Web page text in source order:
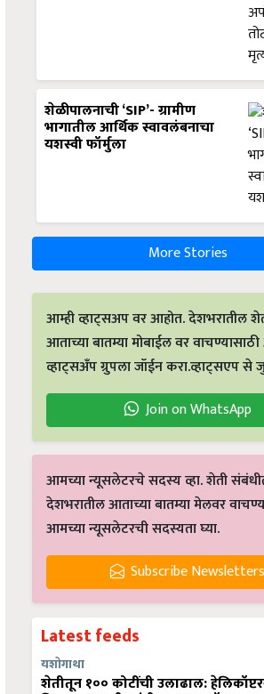
शेळीपालनाची ‘SIP’- ग्रामीण
भागातील आर्थिक स्वावलंबनाचा
यशस्वी फॉर्मुला
More Stories
आम्ही व्हाट्सअप वर आहोत. देशभरातील
आताच्या बातम्या मोबाईल वर
व्हाट्सअँप ग्रुपला जॉईन करा.व्हाट्सएप से
Join on WhatsApp
आमच्या न्यूसलेटरचे सदस्य व्हा. शेती
देशभरातील आताच्या बातम्या मेलवर
आमच्या न्यूसलेटरची सदस्यता घ्या.
Subscribe Newsletters
Latest feeds
यशोगाथा
शेतीतून १०० कोटींची उलाढाल: